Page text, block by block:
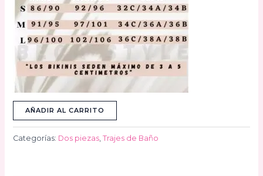
AÑADIR AL CARRITO
Categorías: Dos piezas, Trajes de Baño